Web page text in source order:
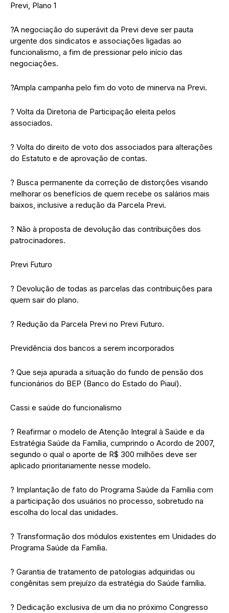
Previ, Plano 1
?A negociação do superávit da Previ deve ser pauta
urgente dos sindicatos e associações ligadas ao
funcionalismo, a fim de pressionar pelo início das
negociações.
?Ampla campanha pelo fim do voto de minerva na Previ.
? Volta da Diretoria de Participação eleita pelos
associados.
? Volta do direito de voto dos associados para alterações
do Estatuto e de aprovação de contas.
? Busca permanente da correção de distorções visando
melhorar os benefícios de quem recebe os salários mais
baixos, inclusive a redução da Parcela Previ.
? Não à proposta de devolução das contribuições dos
patrocinadores.
Previ Futuro
? Devolução de todas as parcelas das contribuições para
quem sair do plano.
? Redução da Parcela Previ no Previ Futuro.
Previdência dos bancos a serem incorporados
? Que seja apurada a situação do fundo de pensão dos
funcionários do BEP (Banco do Estado do Piauí).
Cassi e saúde do funcionalismo
? Reafirmar o modelo de Atenção Integral à Saúde e da
Estratégia Saúde da Família, cumprindo o Acordo de 2007,
segundo o qual o aporte de R$ 300 milhões deve ser
aplicado prioritariamente nesse modelo.
? Implantação de fato do Programa Saúde da Família com
a participação dos usuários no processo, sobretudo na
escolha do local das unidades.
? Transformação dos módulos existentes em Unidades do
Programa Saúde da Família.
? Garantia de tratamento de patologias adquiridas ou
congênitas sem prejuízo da estratégia do Saúde família.
? Dedicação exclusiva de um dia no próximo Congresso